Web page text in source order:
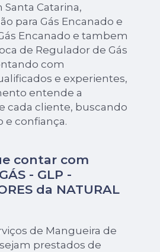
Catarina,
para Gás Encanado e
Encanado e tambem
de Regulador de Gás
com
e experientes,
entende a
cada cliente, buscando
e confiança.
contar com
- GLP -
da NATURAL
de Mangueira de
prestados de